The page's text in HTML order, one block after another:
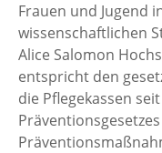
Frauen und Jugend
wissenschaftlichen
Alice Salomon
entspricht den
die Pflegekassen